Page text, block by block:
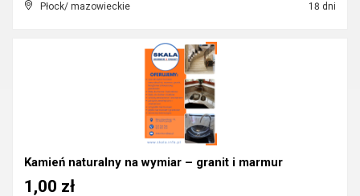
Płock/ mazowieckie 18 dni
Kamień naturalny na wymiar – granit i marmur
1,00 zł